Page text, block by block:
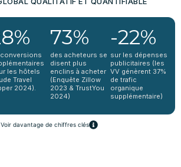
les hôtels
Travel
2024).
73%
des acheteurs se
disent plus
enclins à acheter
(Enquête Zillow
2023 & TrustYou
2024)
-22%
sur les dépenses
publicitaires (les
VV génèrent 37%
de trafic
organique
supplémentaire)
Voir davantage de chiffres clés